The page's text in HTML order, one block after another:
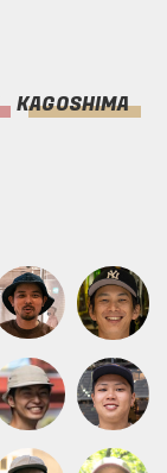
KAGOSHIMA